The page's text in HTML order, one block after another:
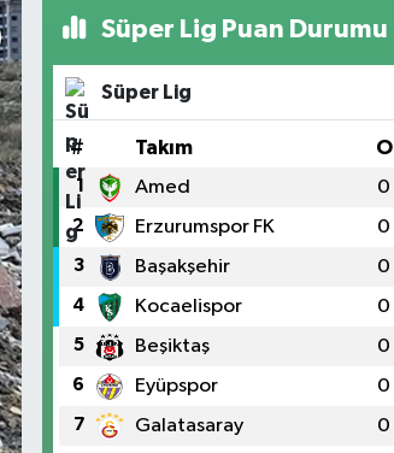
Süper Lig Puan Durumu
Süper Lig
# Takım O
1 Amed 0
2 Erzurumspor FK 0
3 Başakşehir 0
4 Kocaelispor 0
5 Beşiktaş 0
6 Eyüpspor 0
7 Galatasaray 0